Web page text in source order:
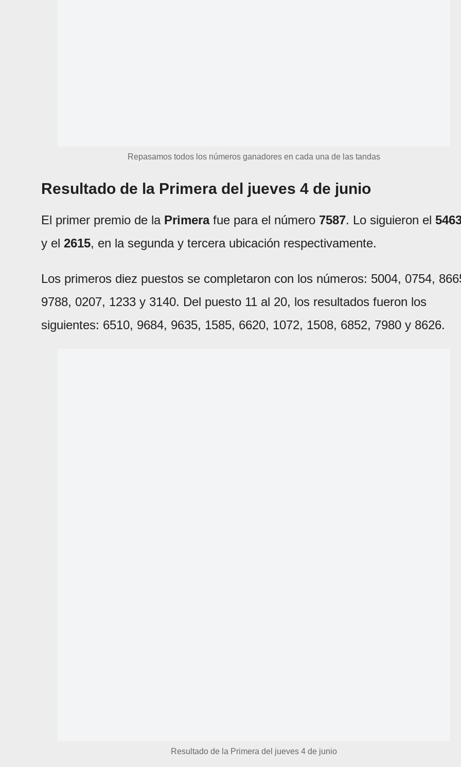
Repasamos todos los números ganadores en cada una de las tandas
Resultado de la Primera del jueves 4 de junio
El primer premio de la Primerafue para el número 7587. Lo siguieron el
y el 2615, en la segunda y tercera ubicación respectivamente.
Los primeros diez puestos se completaron con los números: 5004, 0754,
9788, 0207, 1233 y 3140. Del puesto 11 al 20, los resultados fueron los
siguientes: 6510, 9684, 9635, 1585, 6620, 1072, 1508, 6852, 7980 y 8626.
Resultado de la Primera del jueves 4 de junio